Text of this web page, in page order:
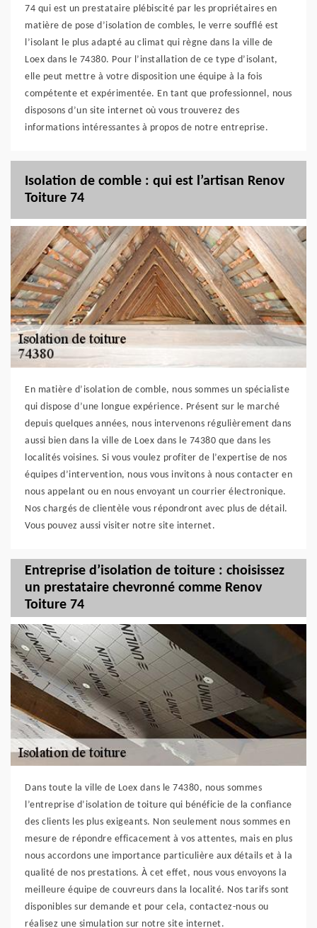
74 qui est un prestataire plébiscité par les propriétaires en
matière de pose d’isolation de combles, le verre soufflé est
l’isolant le plus adapté au climat qui règne dans la ville de
Loex dans le 74380. Pour l’installation de ce type d’isolant,
elle peut mettre à votre disposition une équipe à la fois
compétente et expérimentée. En tant que professionnel, nous
disposons d’un site internet où vous trouverez des
informations intéressantes à propos de notre entreprise.
Isolation de comble : qui est l’artisan Renov
Toiture 74
En matière d’isolation de comble, nous sommes un spécialiste
qui dispose d’une longue expérience. Présent sur le marché
depuis quelques années, nous intervenons régulièrement dans
aussi bien dans la ville de Loex dans le 74380 que dans les
localités voisines. Si vous voulez profiter de l’expertise de nos
équipes d’intervention, nous vous invitons à nous contacter en
nous appelant ou en nous envoyant un courrier électronique.
Nos chargés de clientèle vous répondront avec plus de détail.
Vous pouvez aussi visiter notre site internet.
Entreprise d’isolation de toiture : choisissez
un prestataire chevronné comme Renov
Toiture 74
Dans toute la ville de Loex dans le 74380, nous sommes
l’entreprise d’isolation de toiture qui bénéficie de la confiance
des clients les plus exigeants. Non seulement nous sommes en
mesure de répondre efficacement à vos attentes, mais en plus
nous accordons une importance particulière aux détails et à la
qualité de nos prestations. À cet effet, nous vous envoyons la
meilleure équipe de couvreurs dans la localité. Nos tarifs sont
disponibles sur demande et pour cela, contactez-nous ou
réalisez une simulation sur notre site internet.